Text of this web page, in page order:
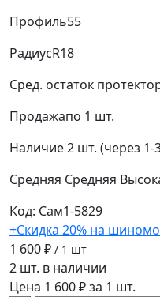
Профиль55
РадиусR18
Сред. остаток
Продажапо 1 шт.
Наличие2 шт. (через 1-
Средняя Средняя
Код: Сам1-5829
+Скидка 20% на
1 600 ₽ / 1 шт
2 шт. в наличии
Цена 1 600 ₽ за 1 шт.